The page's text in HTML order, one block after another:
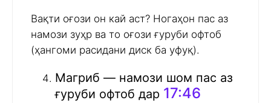
Вақти оғози он кай аст? Ногаҳон пас аз
намози зуҳр ва то оғози ғуруби офтоб
(ҳангоми расидани диск ба уфуқ).
Магриб — намози шом пас аз
ғуруби офтоб дар 17:46